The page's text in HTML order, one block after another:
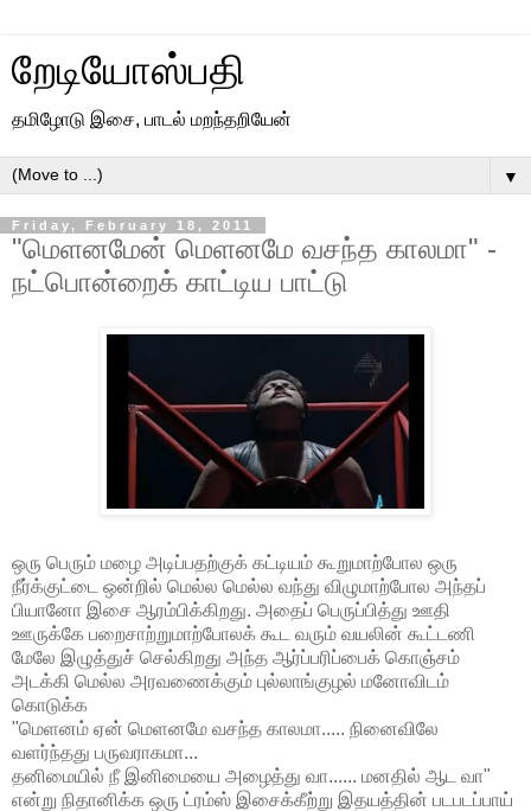
றேடியோஸ்பதி
தமிழோடு இசை, பாடல் மறந்தறியேன்
▼
Friday, February 18, 2011
"மெளனமேன் மெளனமே வசந்த காலமா" -
நட்பொன்றைக் காட்டிய பாட்டு
ஒரு பெரும் மழை அடிப்பதற்குக் கட்டியம் கூறுமாற்போல ஒரு
நீர்க்குட்டை ஒன்றில் மெல்ல மெல்ல வந்து விழுமாற்போல அந்தப்
பியானோ இசை ஆரம்பிக்கிறது. அதைப் பெருப்பித்து ஊதி
ஊருக்கே பறைசாற்றுமாற்போலக் கூட வரும் வயலின் கூட்டணி
மேலே இழுத்துச் செல்கிறது அந்த ஆர்ப்பரிப்பைக் கொஞ்சம்
அடக்கி மெல்ல அரவணைக்கும் புல்லாங்குழல் மனோவிடம்
கொடுக்க
"மெளனம் ஏன் மெளனமே வசந்த காலமா..... நினைவிலே
வளர்ந்தது பருவராகமா...
தனிமையில் நீ இனிமையை அழைத்து வா...... மனதில் ஆட வா"
என்று நிதானிக்க ஒரு ட்ரம்ஸ் இசைக்கீற்று இதயத்தின் படபடப்பாய்